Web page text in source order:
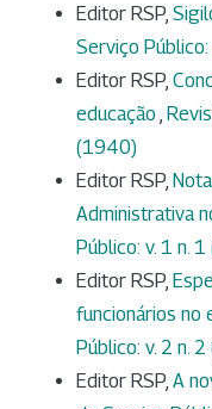
Editor RSP,
Serviço
Editor RSP,
educação
(1940)
Editor RSP,
Administrativa
Público: v. 1 n.
Editor RSP,
funcionários no
Público: v. 2 n.
Editor RSP, A